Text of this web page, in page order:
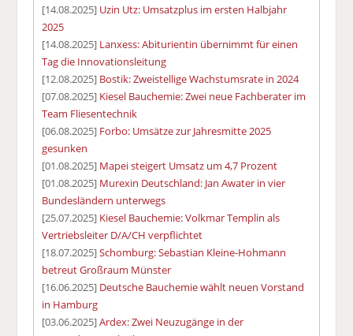
[14.08.2025] Uzin Utz: Umsatzplus im ersten Halbjahr
2025
[14.08.2025] Lanxess: Abiturientin übernimmt für einen
Tag die Innovationsleitung
[12.08.2025] Bostik: Zweistellige Wachstumsrate in 2024
[07.08.2025] Kiesel Bauchemie: Zwei neue Fachberater im
Team Fliesentechnik
[06.08.2025] Forbo: Umsätze zur Jahresmitte 2025
gesunken
[01.08.2025] Mapei steigert Umsatz um 4,7 Prozent
[01.08.2025] Murexin Deutschland: Jan Awater in vier
Bundesländern unterwegs
[25.07.2025] Kiesel Bauchemie: Volkmar Templin als
Vertriebsleiter D/A/CH verpflichtet
[18.07.2025]Schomburg: Sebastian Kleine-Hohmann
betreut Großraum Münster
[16.06.2025] Deutsche Bauchemie wählt neuen Vorstand
in Hamburg
[03.06.2025]Ardex: Zwei Neuzugänge in der